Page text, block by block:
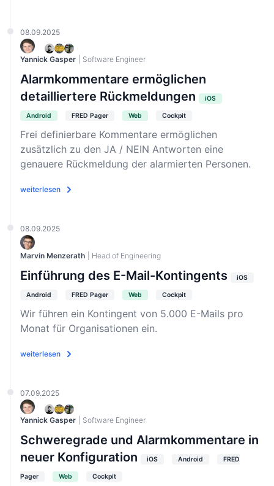
08.09.2025
Yannick Gasper | Software Engineer
Alarmkommentare ermöglichen
detailliertere Rückmeldungen
iOS
Android FRED Pager Web Cockpit
Frei definierbare Kommentare ermöglichen
zusätzlich zu den JA / NEIN Antworten eine
genauere Rückmeldung der alarmierten Personen.
weiterlesen
08.09.2025
Marvin Menzerath | Head of Engineering
Einführung des E-Mail-Kontingents iOS
Android FRED Pager Web Cockpit
Wir führen ein Kontingent von 5.000 E-Mails pro
Monat für Organisationen ein.
weiterlesen
07.09.2025
Yannick Gasper | Software Engineer
Schweregrade und Alarmkommentare in
neuer Konfiguration
iOS Android FRED
Pager Web Cockpit